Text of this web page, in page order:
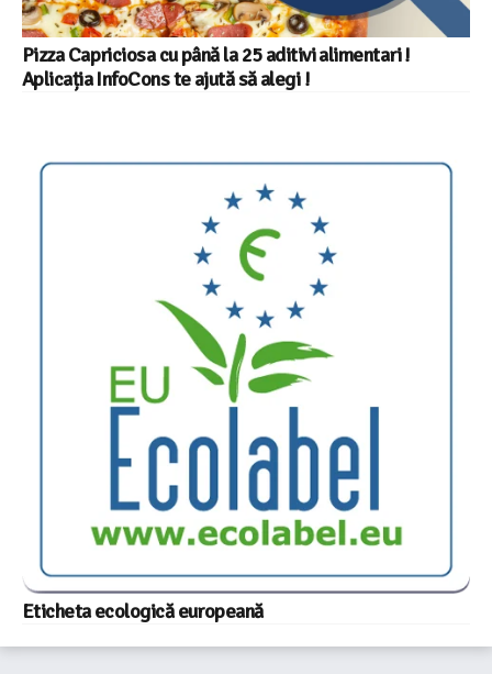
Pizza Capriciosa cu până la 25 aditivi alimentari !
Aplicația InfoCons te ajută să alegi !
Eticheta ecologică europeană